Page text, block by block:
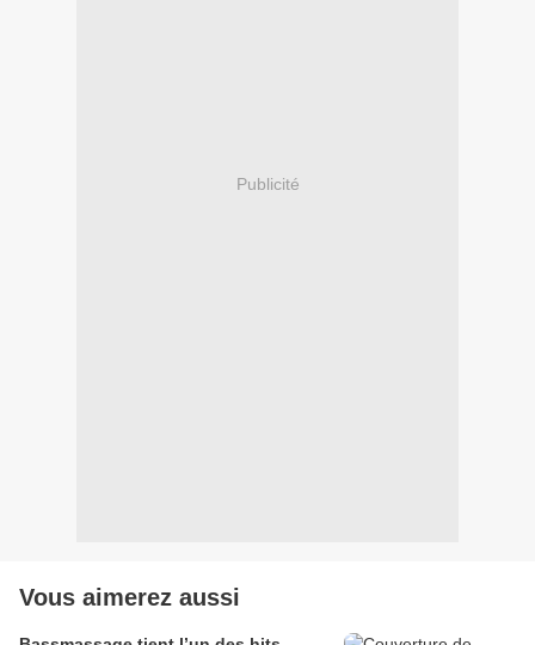
Publicité
Vous aimerez aussi